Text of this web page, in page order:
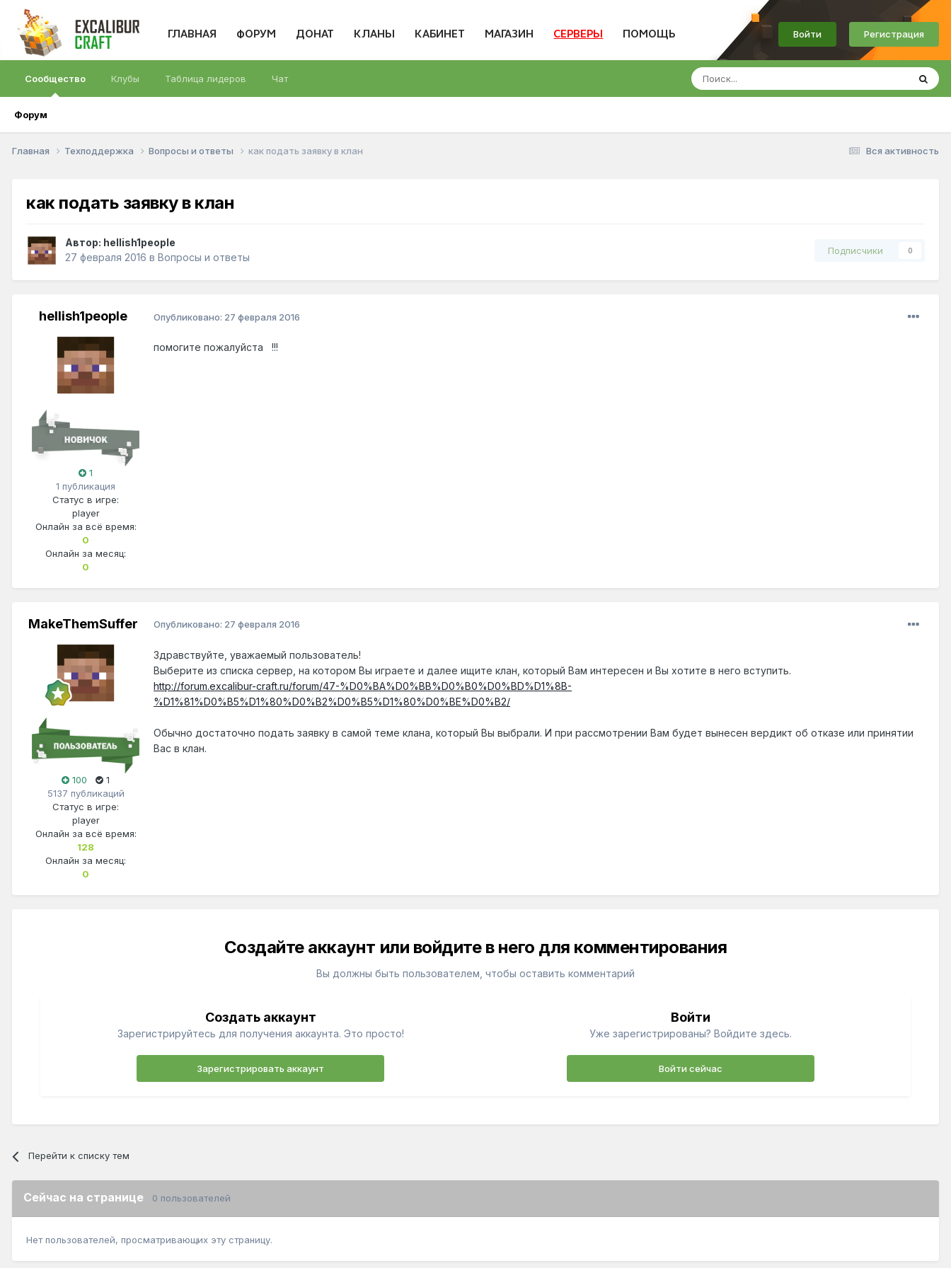
ГЛАВНАЯ ФОРУМ ДОНАТ КЛАНЫ КАБИНЕТ МАГАЗИН СЕРВЕРЫ ПОМОЩЬ Войти Регистрация
Сообщество
Форум
Клубы Таблица лидеров Чат
Вся активность
Главная Техподдержка Вопросы и ответы как подать заявку в клан
как подать заявку в клан
Автор: hellish1people
27 февраля 2016 в Вопросы и ответы
Подписчики 0
hellish1people
1
1 публикация
Статус в игре:
player
Онлайн за всё время:
0
Онлайн за месяц:
0
Опубликовано: 27 февраля 2016
помогите пожалуйста !!!
MakeThemSuffer
100
1
5137 публикаций
Статус в игре:
player
Онлайн за всё время:
128
Онлайн за месяц:
0
Опубликовано: 27 февраля 2016
Здравствуйте, уважаемый пользователь!
Выберите из списка сервер, на котором Вы играете и далее ищите клан, который Вам интересен и Вы хотите в него вступить.
http://forum.excalibur-craft.ru/forum/47-%D0%BA%D0%BB%D0%B0%D0%BD%D1%8B-
%D1%81%D0%B5%D1%80%D0%B2%D0%B5%D1%80%D0%BE%D0%B2/
Обычно достаточно подать заявку в самой теме клана, который Вы выбрали. И при рассмотрении Вам будет вынесен вердикт об отказе или принятии
Вас в клан.
Создайте аккаунт или войдите в него для комментирования
Вы должны быть пользователем, чтобы оставить комментарий
Создать аккаунт
Зарегистрируйтесь для получения аккаунта. Это просто!
Зарегистрировать аккаунт
Войти
Уже зарегистрированы? Войдите здесь.
Войти сейчас
Перейти к списку тем
Сейчас на странице 0 пользователей
Нет пользователей, просматривающих эту страницу.